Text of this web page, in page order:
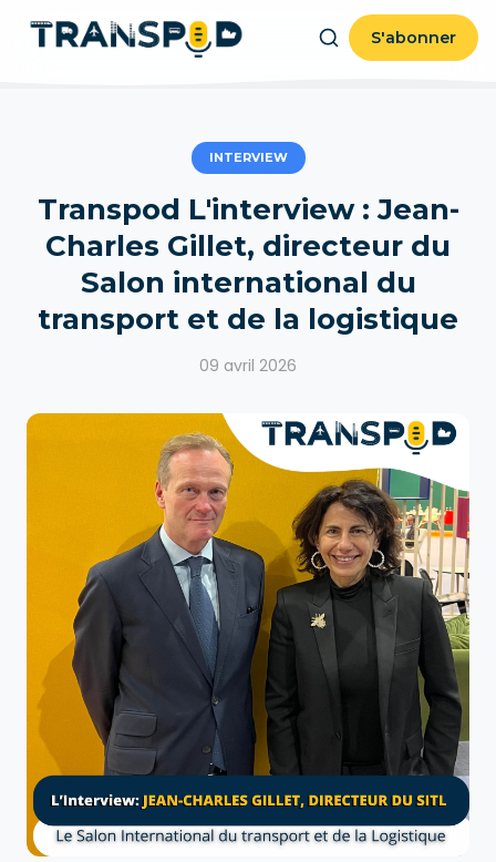
S'abonner
INTERVIEW
Transpod L'interview : Jean-
Charles Gillet, directeur du
Salon international du
transport et de la logistique
09 avril 2026